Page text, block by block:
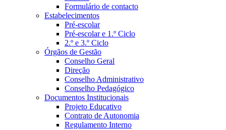
Formulário de contacto
Estabelecimentos
Pré-escolar
Pré-escolar e 1.º Ciclo
2.º e 3.º Ciclo
Órgãos de Gestão
Conselho Geral
Direção
Conselho Administrativo
Conselho Pedagógico
Documentos Institucionais
Projeto Educativo
Contrato de Autonomia
Regulamento Interno